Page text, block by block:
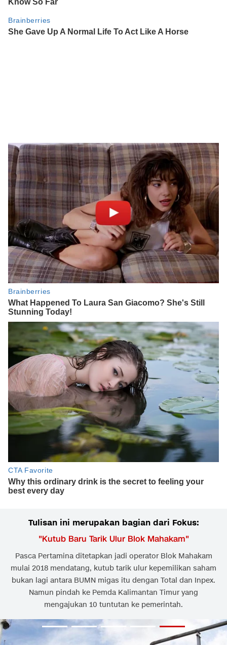
Tulisan ini merupakan bagian dari Fokus:
"Kutub Baru Tarik Ulur Blok Mahakam"
Pasca Pertamina ditetapkan jadi operator Blok Mahakam
mulai 2018 mendatang, kutub tarik ulur kepemilikan saham
bukan lagi antara BUMN migas itu dengan Total dan Inpex.
Namun pindah ke Pemda Kalimantan Timur yang
mengajukan 10 tuntutan ke pemerintah.